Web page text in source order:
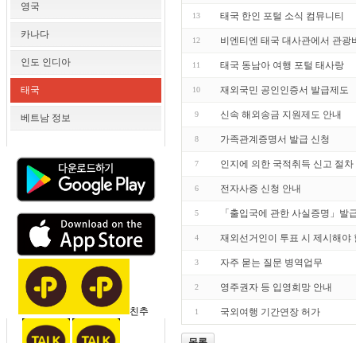
영국
카나다
인도 인디아
태국
베트남 정보
친추
13 태국 한인 포털 소식 컴뮤니티
12 비엔티엔 태국 대사관에서 관광
11 태국 동남아 여행 포털 태사랑
10 재외국민 공인인증서 발급제도
9 신속 해외송금 지원제도 안내
8 가족관계증명서 발급 신청
7 인지에 의한 국적취득 신고 절
6 전자사증 신청 안내
5 「출입국에 관한 사실증명」발
4 재외선거인이 투표 시 제시해야
3 자주 묻는 질문 병역업무
2 영주권자 등 입영희망 안내
1 국외여행 기간연장 허가